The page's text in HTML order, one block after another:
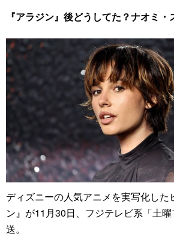
『アラジン』後どうしてた？ナオミ
ディズニーの人気アニメを実写化した
ン』が11月30日、フジテレビ系「土
送。